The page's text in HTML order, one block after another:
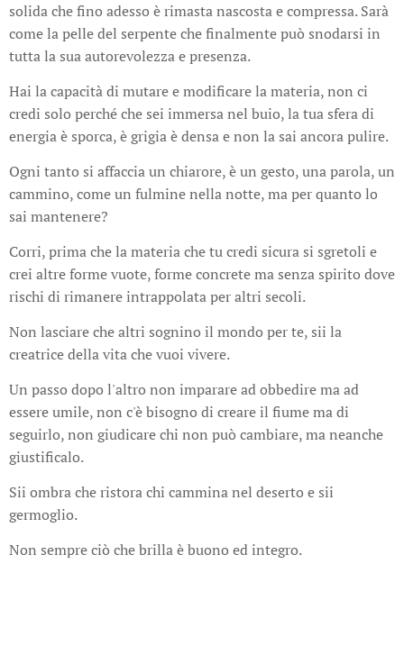
solida che fino adesso è rimasta nascosta e compressa. Sarà
come la pelle del serpente che finalmente può snodarsi in
tutta la sua autorevolezza e presenza.
Hai la capacità di mutare e modificare la materia, non ci
credi solo perché che sei immersa nel buio, la tua sfera di
energia è sporca, è grigia è densa e non la sai ancora pulire.
Ogni tanto si affaccia un chiarore, è un gesto, una parola, un
cammino, come un fulmine nella notte, ma per quanto lo
sai mantenere?
Corri, prima che la materia che tu credi sicura si sgretoli e
crei altre forme vuote, forme concrete ma senza spirito dove
rischi di rimanere intrappolata per altri secoli.
Non lasciare che altri sognino il mondo per te, sii la
creatrice della vita che vuoi vivere.
Un passo dopo l'altro non imparare ad obbedire ma ad
essere umile, non c'è bisogno di creare il fiume ma di
seguirlo, non giudicare chi non può cambiare, ma neanche
giustificalo.
Sii ombra che ristora chi cammina nel deserto e sii
germoglio.
Non sempre ciò che brilla è buono ed integro.